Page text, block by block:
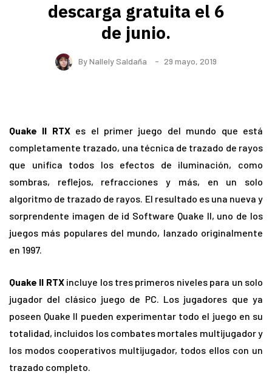
descarga gratuita el 6
de junio.
ByNallely Saldaña 29 mayo, 2019
Quake II RTXes el primer juego del mundo que está
completamente trazado, una técnica de trazado de rayos
que unifica todos los efectos de iluminación, como
sombras, reflejos, refracciones y más, en un solo
algoritmo de trazado de rayos. El resultado es una nueva y
sorprendente imagen de id Software Quake II, uno de los
juegos más populares del mundo, lanzado originalmente
en 1997.
Quake II RTXincluye los tres primeros niveles para un solo
jugador del clásico juego de PC. Los jugadores que ya
poseen Quake II pueden experimentar todo el juego en su
totalidad, incluidos los combates mortales multijugador y
los modos cooperativos multijugador, todos ellos con un
trazado completo.